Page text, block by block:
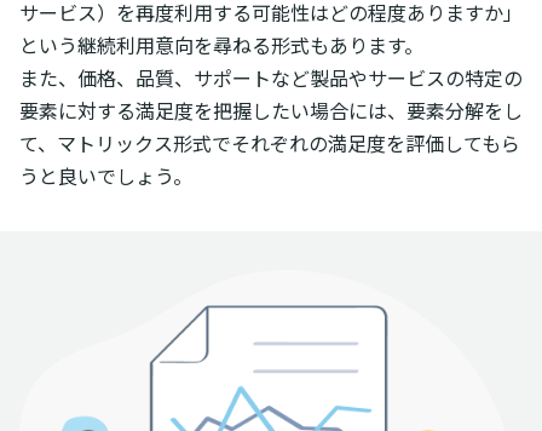
サービス）を再度利用する可能性はどの程度ありますか」
という継続利用意向を尋ねる形式もあります。
また、価格、品質、サポートなど製品やサービスの特定の
要素に対する満足度を把握したい場合には、要素分解をし
て、マトリックス形式でそれぞれの満足度を評価してもら
うと良いでしょう。